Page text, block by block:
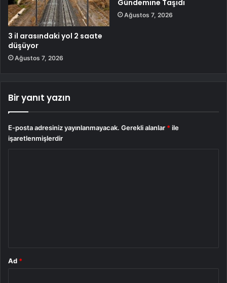
3 il arasındaki yol 2 saate
düşüyor
Ağustos 7, 2026
Gündemine Taşıdı
Ağustos 7, 2026
Bir yanıt yazın
E-posta adresiniz yayınlanmayacak. Gerekli alanlar * ile
işaretlenmişlerdir
Ad *